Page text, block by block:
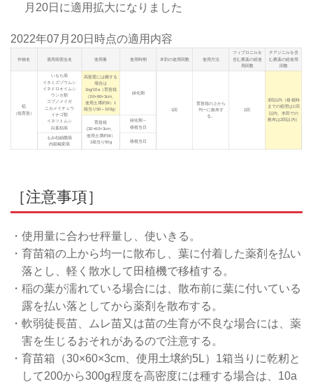
月20日に適用拡大になりました
2022年07月20日 時点の適用内容
作物名 適用病害虫名 使用量 使用時期 本剤の使用回数 使用方法
フィプロニルを
含む農薬の総使
用回数
チアジニルを含
む農薬の総使用
回数
稲
（箱育苗）
いもち病
イネミズゾウムシ
イネドロオイムシ
ウンカ類
コブノメイガ
ニカメイチュウ
イナゴ類
イネツトムシ
白葉枯病
高密度には種する
場合は
1kg/10a（育苗箱
（30×60×3cm、
使用土壌約5ℓ）1
箱当り50～100g）
緑化期
1回
育苗箱の上から
均一に散布す
る。
1回
3回以内（移植時
までの処理は1回
以内、本田での
散布は2回以内）
育苗箱
(30×60×3cm、
使用土壌約5ℓ）
1箱当り50g
緑化期～
移植当日
もみ枯細菌病
内穎褐変病
移植当日
［注意事項］
・使用量に合わせ秤量し、使いきる。
・育苗箱の上から均一に散布し、葉に付着した薬剤を払い
落とし、軽く散水して田植機で移植する。
・稲の葉が濡れている場合には、散布前に葉に付いている
露を払い落としてから薬剤を散布する。
・軟弱徒長苗、ムレ苗又は苗の生育が不良な場合には、薬
害を生じるおそれがあるので注意する。
・育苗箱（30×60×3cm、使用土壌約5L）1箱当りに乾籾と
して200から300g程度を高密度には種する場合は、10a